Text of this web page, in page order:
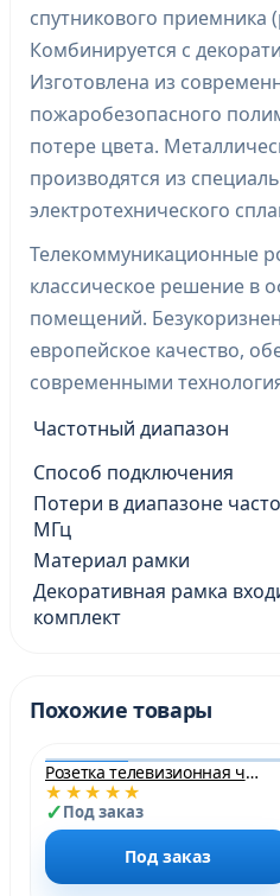
спутникового приемника
Комбинируется с
Изготовлена из
пожаробезопасного
потере цвета.
производятся из
электротехнического
Телекоммуникационные
классическое решение в
помещений.
европейское качество,
современными
Частотный диапазон
Способ подключения
Потери в диапазоне
МГц
Материал рамки
Декоративная рамка
комплект
Похожие товары
Розетка телевизионная черная матовая
★★★★★
Под заказ
Под заказ